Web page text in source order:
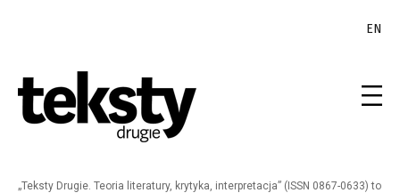
EN
„Teksty Drugie. Teoria literatury, krytyka, interpretacja” (ISSN 0867-0633) to